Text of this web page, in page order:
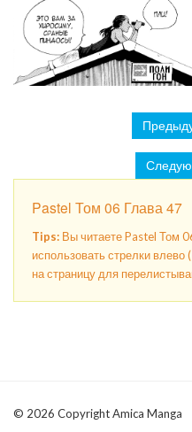
Pastel Том 06 Глава 47
Tips: Вы читаете Pastel Том
использовать стрелки
на страницу для
© 2026 Copyright Amica Manga